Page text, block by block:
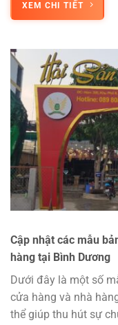
XEM CHI TIẾT
Cập nhật các mẫu
hàng tại Bình Dương
Dưới đây là một số
cửa hàng và nhà
thể giúp thu hút sự